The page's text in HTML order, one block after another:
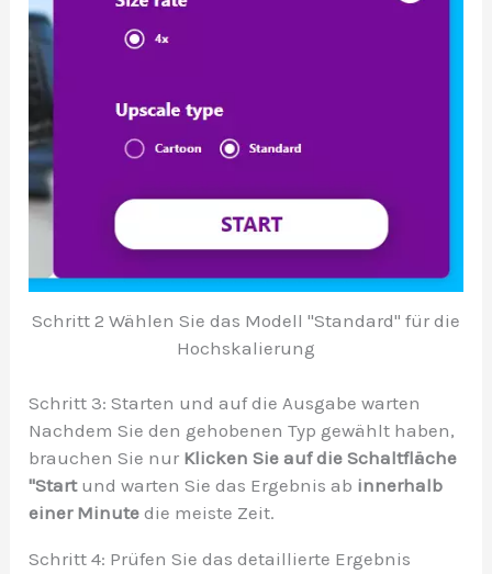
Schritt 2 Wählen Sie das Modell "Standard" für die
Hochskalierung
Schritt 3: Starten und auf die Ausgabe warten
Nachdem Sie den gehobenen Typ gewählt haben,
brauchen Sie nur Klicken Sie auf die Schaltfläche
"Startund warten Sie das Ergebnis ab innerhalb
einer Minute die meiste Zeit.
Schritt 4: Prüfen Sie das detaillierte Ergebnis